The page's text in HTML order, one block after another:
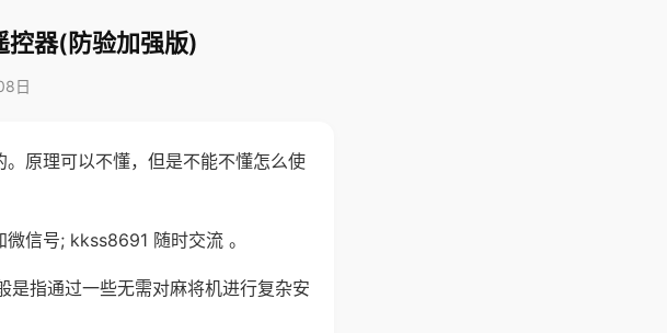
控器(防验加强版)
日
原理可以不懂，但是不能不懂怎么使
信号; kkss8691 随时交流 。
是指通过一些无需对麻将机进行复杂安